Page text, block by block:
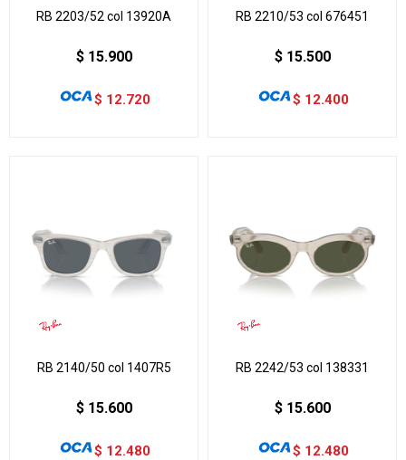
RB 2203/52 col 13920A
$ 15.900
$ 12.720
RB 2210/53 col 676451
$ 15.500
$ 12.400
RB 2140/50 col 1407R5
$ 15.600
$ 12.480
RB 2242/53 col 138331
$ 15.600
$ 12.480